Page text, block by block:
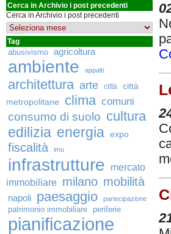
Cerca in Archivio i post precedenti
Cerca in Archivio i post precedenti
Tag
abusivismo agricoltura
ambiente appalti
architettura arte città
città
metropolitane
clima comuni
consumo di suolo cultura
edilizia energia expo
fiscalità imu
infrastrutture
mercato
immobiliare milano mobilità
napoli paesaggio partecipazione
patrimonio immobiliare periferie
pianificazione